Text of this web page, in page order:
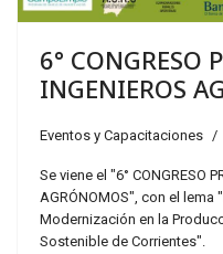
6° CONGRESO
INGENIEROS
Eventos y Capacitaciones
Se viene el "6° CONGRESO
AGRÓNOMOS", con el
Modernización en la
Sostenible de Corrientes".